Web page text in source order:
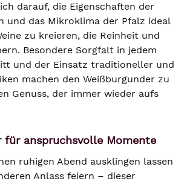
darauf, die Eigenschaften der
und das Mikroklima der Pfalz ideal
zu kreieren, die Reinheit und
Besondere Sorgfalt in jedem
und der Einsatz traditioneller und
machen den Weißburgunder zu
Genuss, der immer wieder aufs
für anspruchsvolle Momente
ruhigen Abend ausklingen lassen
Anlass feiern – dieser